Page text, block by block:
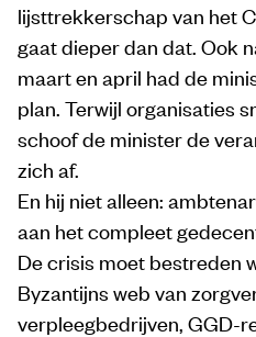
lijsttrekkerschap van het
gaat dieper dan dat. Ook
maart en april had de
plan. Terwijl organisaties
schoof de minister de
zich af.
En hij niet alleen:
aan het compleet
De crisis moet bestreden
Byzantijns web van
verpleegbedrijven, GGD-